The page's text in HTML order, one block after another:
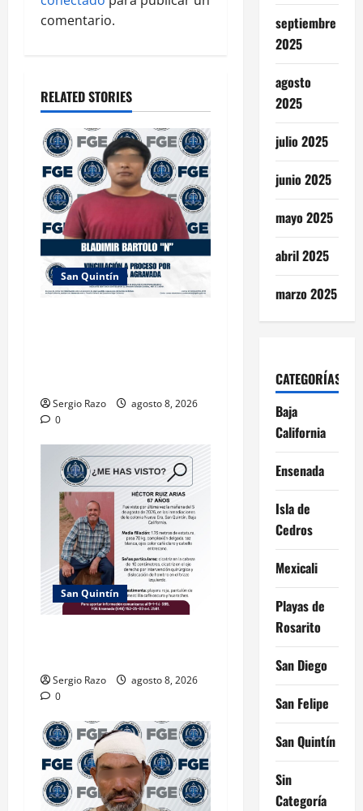
a
i
o
n
comentario.
RELATED STORIES
San Quintín
Sergio Razo
agosto 8, 2026
0
San Quintín
Sergio Razo
agosto 8, 2026
0
septiembre
2025
agosto
2025
julio 2025
junio 2025
mayo 2025
abril 2025
marzo 2025
CATEGORÍAS
Baja
California
Ensenada
Isla de
Cedros
Mexicali
Playas de
Rosarito
San Diego
San Felipe
San Quintín
Sin
Categoría